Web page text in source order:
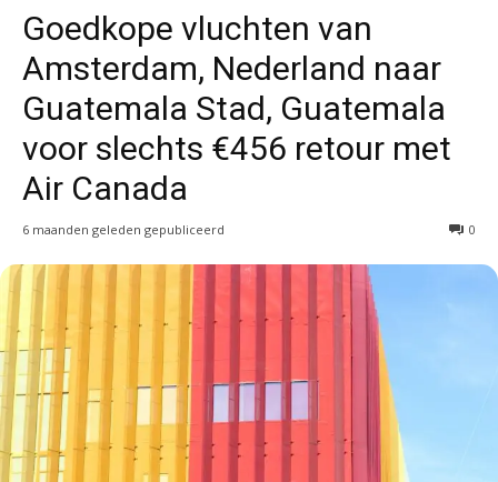
Goedkope vluchten van
Amsterdam, Nederland naar
Guatemala Stad, Guatemala
voor slechts €456 retour met
Air Canada
6 maanden geleden gepubliceerd 0